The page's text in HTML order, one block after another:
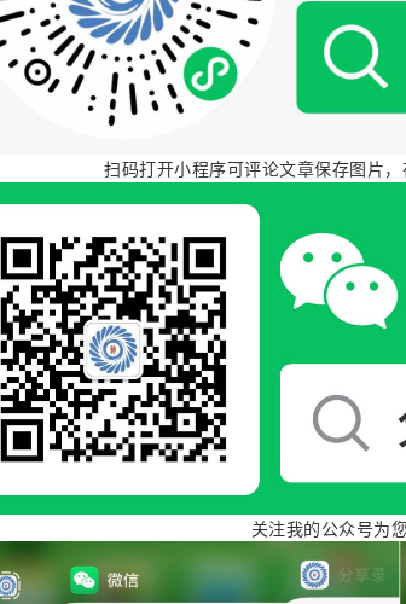
可点击链接或通过下图扫码跳转到所有小程
站分享录对应的小程序：
扫码打开小程序可评论文章保存图片，
关注我的公众号为